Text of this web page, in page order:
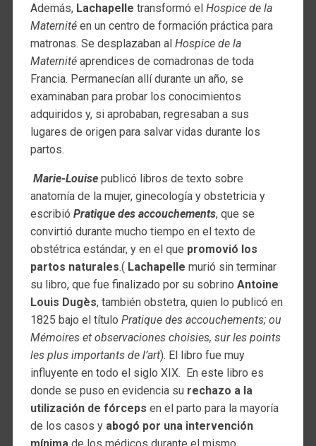
Además, Lachapelle transformó el Hospice de la
Maternité en un centro de formación práctica para
matronas. Se desplazaban al Hospice de la
Maternitéaprendices de comadronas de toda
Francia. Permanecían allí durante un año, se
examinaban para probar los conocimientos
adquiridos y, si aprobaban, regresaban a sus
lugares de origen para salvar vidas durante los
partos.
Marie-Louisepublicó libros de texto sobre
anatomía de la mujer, ginecología y obstetricia y
escribió Pratique des accouchements, que se
convirtió durante mucho tiempo en el texto de
obstétrica estándar, y en el que promovió los
partos naturales.( Lachapelle murió sin terminar
su libro, que fue finalizado por su sobrino Antoine
Louis Dugès, también obstetra, quien lo publicó en
1825 bajo el título Pratique des accouchements; ou
Mémoires et observaciones choisies, sur les points
les plus importants de l’art). El libro fue muy
influyente en todo el siglo XIX. En este libro es
donde se puso en evidencia su rechazo a la
utilización de fórceps en el parto para la mayoría
de los casos y abogó por una intervención
mínima de los médicos durante el mismo.